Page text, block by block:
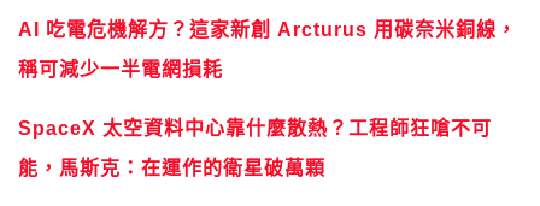
AI 吃電危機解方？這家新創 Arcturus 用碳奈米銅線，
稱可減少一半電網損耗
SpaceX 太空資料中心靠什麼散熱？工程師狂嗆不可
能，馬斯克：在運作的衛星破萬顆